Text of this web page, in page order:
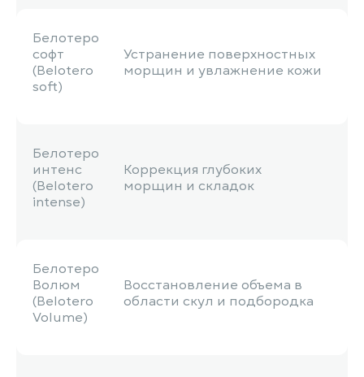
Белотеро
софт
(Belotero
soft)
Устранение поверхностных
морщин и увлажнение кожи
Белотеро
интенс
(Belotero
intense)
Коррекция глубоких
морщин и складок
Белотеро
Волюм
(Belotero
Volume)
Восстановление объема в
области скул и подбородка